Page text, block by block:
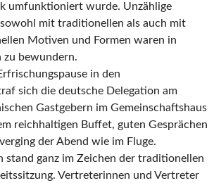
umfunktioniert wurde. Unzählige
mit traditionellen als auch mit
Motiven und Formen waren in
zu bewundern.
in den
sich die deutsche Delegation am
Gastgebern im Gemeinschaftshaus
reichhaltigen Buffet, guten Gesprächen
der Abend wie im Fluge.
stand ganz im Zeichen der traditionellen
Vertreterinnen und Vertreter